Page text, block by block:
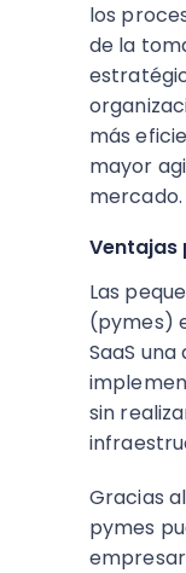
los
de la
más
mayor
mercado.
Ventajas
Las
(pymes)
SaaS
sin
Gracias
pymes